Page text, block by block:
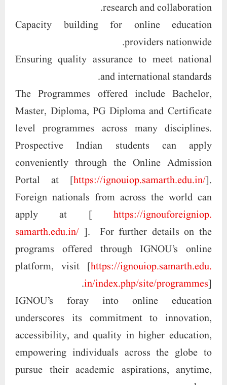
research and collaboration.
Capacity building for online education
providers nationwide.
Ensuring quality assurance to meet national
and international standards.
The Programmes offered include Bachelor,
Master, Diploma, PG Diploma and Certificate
level programmes across many disciplines.
Prospective Indian students can apply
conveniently through the Online Admission
Portal at [https://ignouiop.samarth.edu.in/].
Foreign nationals from across the world can
apply at [ https://ignouforeigniop.
samarth.edu.in/ ]. For further details on the
programs offered through IGNOU’s online
platform, visit [https://ignouiop.samarth.edu.
in/index.php/site/programmes].
IGNOU’s foray into online education
underscores its commitment to innovation,
accessibility, and quality in higher education,
empowering individuals across the globe to
pursue their academic aspirations, anytime,